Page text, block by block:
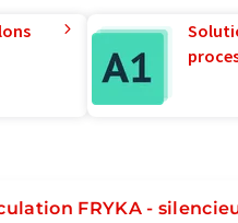
FRYKA -